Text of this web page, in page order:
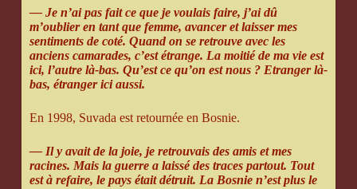
— Je n’ai pas fait ce que je voulais faire, j’ai dû
m’oublier en tant que femme, avancer et laisser mes
sentiments de coté. Quand on se retrouve avec les
anciens camarades, c’est étrange. La moitié de ma vie est
ici, l’autre là-bas. Qu’est ce qu’on est nous ? Etranger là-
bas, étranger ici aussi.
En 1998, Suvada est retournée en Bosnie.
— Il y avait de la joie, je retrouvais des amis et mes
racines. Mais la guerre a laissé des traces partout. Tout
est à refaire, le pays était détruit. La Bosnie n’est plus le